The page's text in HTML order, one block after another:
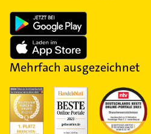
Mehrfach ausgezeichnet